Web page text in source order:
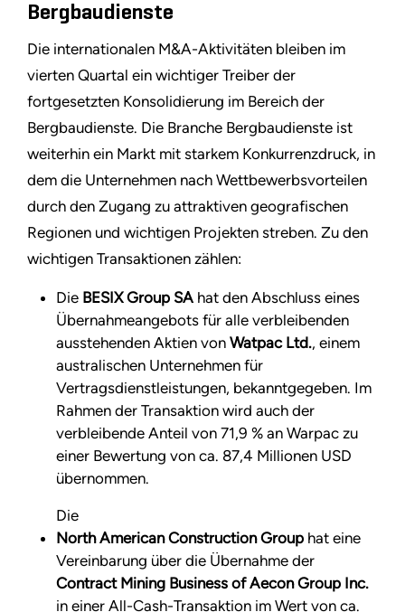
Bergbaudienste
Die internationalen M&A-Aktivitäten bleiben im
vierten Quartal ein wichtiger Treiber der
fortgesetzten Konsolidierung im Bereich der
Bergbaudienste. Die Branche Bergbaudienste ist
weiterhin ein Markt mit starkem Konkurrenzdruck, in
dem die Unternehmen nach Wettbewerbsvorteilen
durch den Zugang zu attraktiven geografischen
Regionen und wichtigen Projekten streben. Zu den
wichtigen Transaktionen zählen:
Die BESIX Group SA hat den Abschluss eines
Übernahmeangebots für alle verbleibenden
ausstehenden Aktien von Watpac Ltd., einem
australischen Unternehmen für
Vertragsdienstleistungen, bekanntgegeben. Im
Rahmen der Transaktion wird auch der
verbleibende Anteil von 71,9 % an Warpac zu
einer Bewertung von ca. 87,4 Millionen USD
übernommen.
Die
North American Construction Group hat eine
Vereinbarung über die Übernahme der
Contract Mining Business of Aecon Group Inc.
in einer All-Cash-Transaktion im Wert von ca.